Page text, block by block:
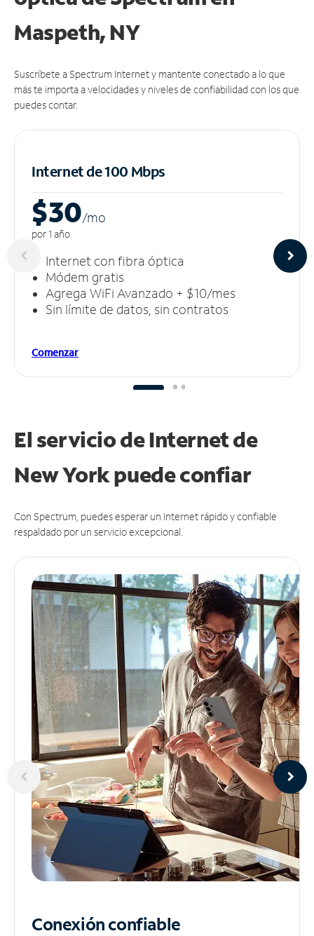
Maspeth, NY
Suscríbete a Spectrum Internet y mantente conectado a lo que
más te importa a velocidades y niveles de confiabilidad con los que
puedes contar.
Internet de 100 Mbps
$30/mo
por 1 año
Internet con fibra óptica
Módem gratis
Agrega WiFi Avanzado + $10/mes
Sin límite de datos, sin contratos
Comenzar
El servicio de Internet de
New York puedeconfiar
Con Spectrum, puedes esperar un Internet rápido y confiable
respaldado por un servicio excepcional.
Conexión confiable